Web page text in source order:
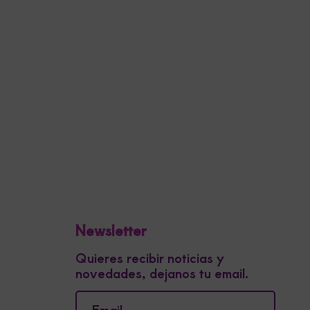
Newsletter
Quieres recibir noticias y
novedades, dejanos tu email.